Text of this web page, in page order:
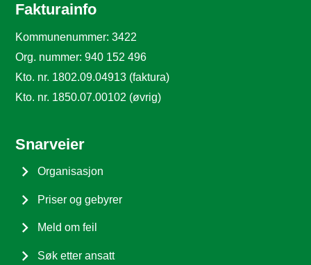
Fakturainfo
Kommunenummer: 3422
Org. nummer: 940 152 496
Kto. nr. 1802.09.04913 (faktura)
Kto. nr. 1850.07.00102 (øvrig)
Snarveier
Organisasjon
Priser og gebyrer
Meld om feil
Søk etter ansatt